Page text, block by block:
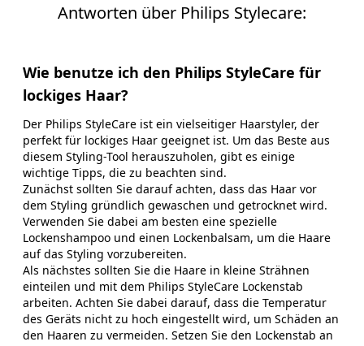
Antworten über Philips Stylecare:
Wie benutze ich den Philips StyleCare für
lockiges Haar?
Der Philips StyleCare ist ein vielseitiger Haarstyler, der
perfekt für lockiges Haar geeignet ist. Um das Beste aus
diesem Styling-Tool herauszuholen, gibt es einige
wichtige Tipps, die zu beachten sind.
Zunächst sollten Sie darauf achten, dass das Haar vor
dem Styling gründlich gewaschen und getrocknet wird.
Verwenden Sie dabei am besten eine spezielle
Lockenshampoo und einen Lockenbalsam, um die Haare
auf das Styling vorzubereiten.
Als nächstes sollten Sie die Haare in kleine Strähnen
einteilen und mit dem Philips StyleCare Lockenstab
arbeiten. Achten Sie dabei darauf, dass die Temperatur
des Geräts nicht zu hoch eingestellt wird, um Schäden an
den Haaren zu vermeiden. Setzen Sie den Lockenstab an